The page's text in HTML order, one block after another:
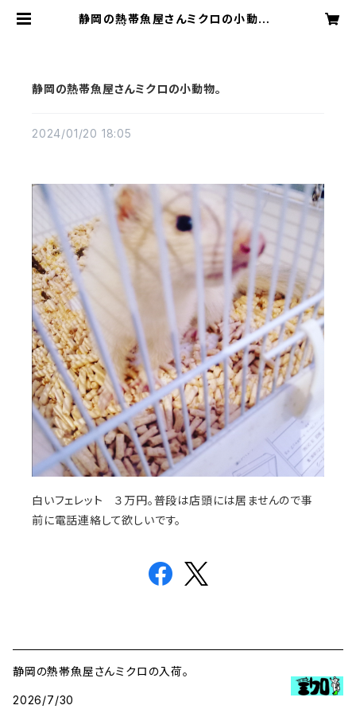
静岡の熱帯魚屋さんミクロの小動物。
静岡の熱帯魚屋さんミクロの小動物。
2024/01/20 18:05
白いフェレット ３万円。普段は店頭には居ませんので事
前に電話連絡して欲しいです。
静岡の熱帯魚屋さんミクロの入荷。
2026/7/30